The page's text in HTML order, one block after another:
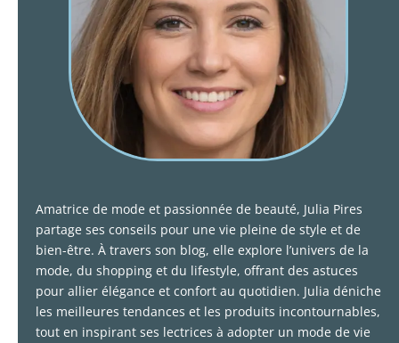
Amatrice de mode et passionnée de beauté, Julia Pires
partage ses conseils pour une vie pleine de style et de
bien-être. À travers son blog, elle explore l’univers de la
mode, du shopping et du lifestyle, offrant des astuces
pour allier élégance et confort au quotidien. Julia déniche
les meilleures tendances et les produits incontournables,
tout en inspirant ses lectrices à adopter un mode de vie